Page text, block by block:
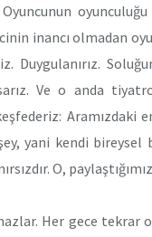
inancı olmadan
Duygulanırız.
Ve o anda
Aramızdaki
yani kendi bireysel
O,
Her gece tekrar